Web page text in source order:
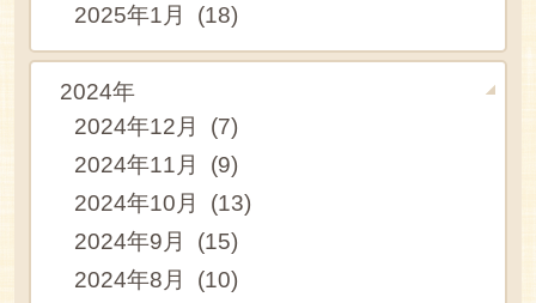
2025年1月 (18)
2024年
2024年12月 (7)
2024年11月 (9)
2024年10月 (13)
2024年9月 (15)
2024年8月 (10)